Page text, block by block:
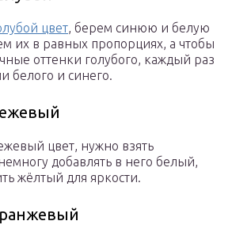
цвет, берем синюю и белую
их в равных пропорциях, а чтобы
оттенки голубого, каждый раз
белого и синего.
цвет, нужно взять
добавлять в него белый,
жёлтый для яркости.